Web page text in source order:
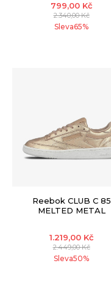
799,00 Kč
2.340,00Kč
Sleva65%
Reebok CLUB C 85
MELTED METAL
1.219,00 Kč
2.449,00Kč
Sleva50%